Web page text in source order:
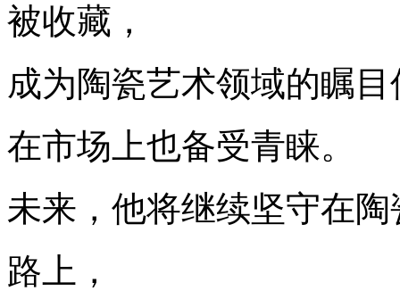
被收藏，
成为陶瓷艺术领域的瞩
在市场上也备受青睐。
未来，他将继续坚守在
路上，